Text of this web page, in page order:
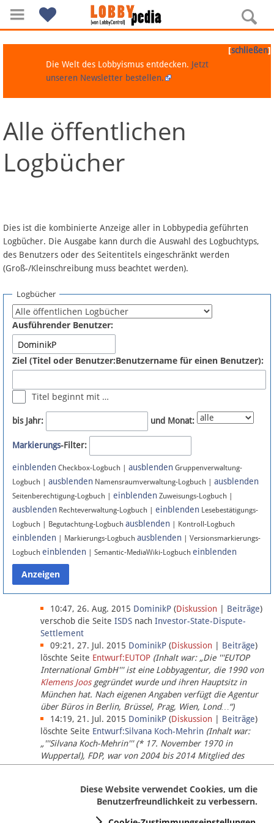
Navigation
Über Lobbypedia
Artikel nach Kategorien
FAQ
Fördermitglied werden
Fehler melden
Newsletter
Bluesky
Facebook
Instagram
Anmelden
Datenschutz
Über Lobbypedia
Impressum
[schließen]
Die Welt des Lobbyismus entdecken. Jetzt
unseren Newsletter bestellen.
Alle öffentlichen
Logbücher
Dies ist die kombinierte Anzeige aller in Lobbypedia geführten
Logbücher. Die Ausgabe kann durch die Auswahl des Logbuchtyps,
des Benutzers oder des Seitentitels eingeschränkt werden
(Groß-/Kleinschreibung muss beachtet werden).
Logbücher
Ausführender Benutzer:
Ziel (Titel oder Benutzer:Benutzername für einen Benutzer):
Titel beginnt mit …
bis Jahr: und Monat:
Markierungs-Filter:
einblenden Checkbox-Logbuch | ausblenden Gruppenverwaltung-
Logbuch | ausblenden Namensraumverwaltung-Logbuch | ausblenden
Seitenberechtigung-Logbuch | einblenden Zuweisungs-Logbuch |
ausblenden Rechteverwaltung-Logbuch | einblenden Lesebestätigungs-
Logbuch | Begutachtung-Logbuch ausblenden | Kontroll-Logbuch
einblenden | Markierungs-Logbuch ausblenden | Versionsmarkierungs-
Logbuch einblenden | Semantic-MediaWiki-Logbuch einblenden
10:47, 26. Aug. 2015 DominikP (Diskussion Beiträge)
verschob die Seite ISDS nach Investor-State-Dispute-
Settlement
09:21, 27. Jul. 2015 DominikP (Diskussion Beiträge)
löschte Seite Entwurf:EUTOP (Inhalt war: „Die '''EUTOP
International GmbH''' ist eine Lobbyagentur, die 1990 von
Klemens Joosgegründet wurde und ihren Hauptsitz in
München hat. Nach eigenen Angaben verfügt die Agentur
über Büros in Berlin, Brüssel, Prag, Wien, Lond…“)
14:19, 21. Jul. 2015 DominikP (Diskussion Beiträge)
löschte Seite Entwurf:Silvana Koch-Mehrin (Inhalt war:
„'''Silvana Koch-Mehrin''' (* 17. November 1970 in
Wuppertal), FDP, war von 2004 bis 2014 Mitglied des
Europäischen Parlaments, seit November 2014 ist sie für
Diese Website verwendet Cookies, um die
Benutzerfreundlichkeit zu verbessern.